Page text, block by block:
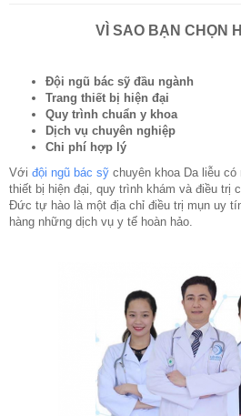
VÌ SAO BẠN CHỌN
Đội ngũ bác sỹ đầu ngành
Trang thiết bị hiện đại
Quy trình chuẩn y khoa
Dịch vụ chuyên nghiệp
Chi phí hợp lý
Với đội ngũ bác sỹ chuyên khoa Da liễu có
thiết bị hiện đại, quy trình khám và điều trị
Đức tự hào là một địa chỉ điều trị mụn uy
hàng những dịch vụ y tế hoàn hảo.